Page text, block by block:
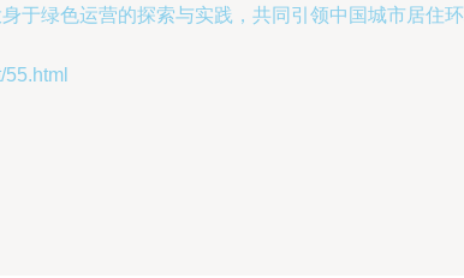
于绿色运营的探索与实践，共同引领中国城市居住